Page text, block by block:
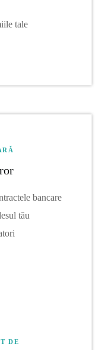
tale
bancare
tău
DE